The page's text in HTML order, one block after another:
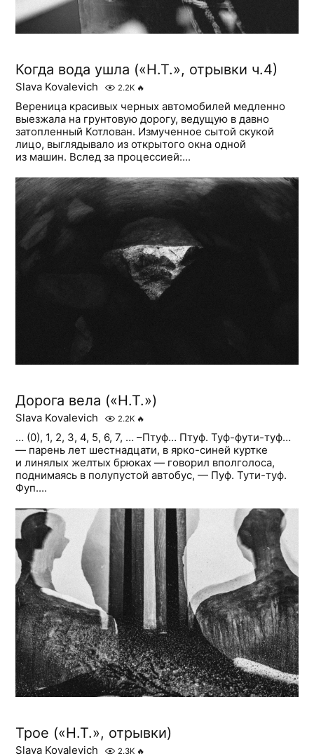
Когда вода ушла («Н.Т.», отрывки ч.4)
Slava Kovalevich 2.2K 🔥
Вереница красивых черных автомобилей медленно
выезжала на грунтовую дорогу, ведущую в давно
затопленный Котлован. Измученное сытой скукой
лицо, выглядывало из открытого окна одной
из машин. Вслед за процессией:...
Дорога вела («Н.Т.»)
Slava Kovalevich 2.2K 🔥
… (0), 1, 2, 3, 4, 5, 6, 7, … –Птуф… Птуф. Туф-фути-туф…
— парень лет шестнадцати, в ярко-синей куртке
и линялых желтых брюках — говорил вполголоса,
поднимаясь в полупустой автобус, — Пуф. Тути-туф.
Фуп....
Трое («Н.Т.», отрывки)
Slava Kovalevich 2.3K 🔥